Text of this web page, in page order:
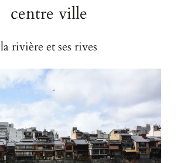
centre ville
la rivière et ses rives